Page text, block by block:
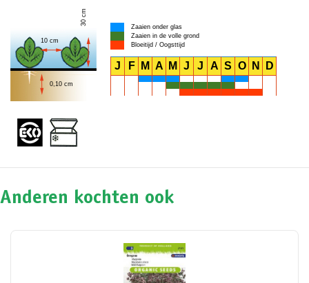
0,10 cm
30 cm
10 cm
Zaaien onder glas
Zaaien in de volle grond
Bloeitijd / Oogsttijd
J F M A M J J A S O N D
Anderen kochten ook